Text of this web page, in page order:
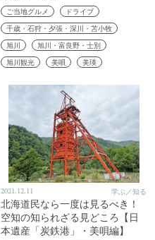
ご当地グルメ
ドライブ
千歳・石狩・夕張・深川・苫小牧
旭川
旭川・富良野・士別
旭川観光
美唄 美瑛
2021.12.11 学ぶ／知る
北海道民なら一度は見るべき！
空知の知られざる見どころ【日
本遺産「炭鉄港」・美唄編】